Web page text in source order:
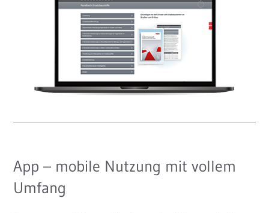
App – mobile Nutzung mit vollem
Umfang